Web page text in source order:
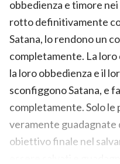
obbedienza e timore
rotto definitivamente
Satana, lo rendono un
completamente. La
la loro obbedienza e il
sconfiggono Satana, e
completamente. Solo
veramente guadagnate
obiettivo finale nel